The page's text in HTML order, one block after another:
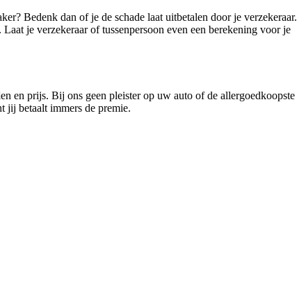
Bedenk dan of je de schade laat uitbetalen door je verzekeraar.
je verzekeraar of tussenpersoon even een berekening voor je
en prijs. Bij ons geen pleister op uw auto of de allergoedkoopste
jij betaalt immers de premie.